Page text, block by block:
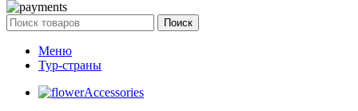
Поиск
Меню
Тур-страны
Accessories